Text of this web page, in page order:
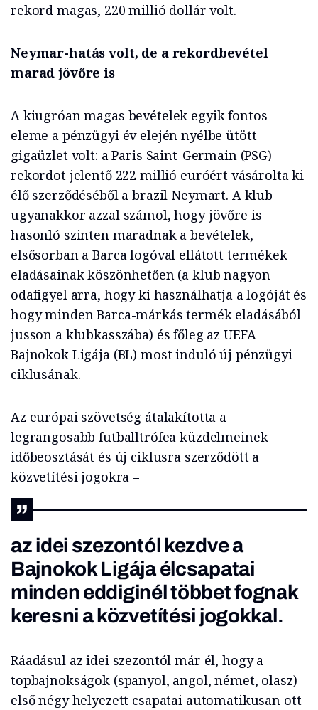
rekord magas, 220 millió dollár volt.
Neymar-hatás volt, de a rekordbevétel
marad jövőre is
A kiugróan magas bevételek egyik fontos
eleme a pénzügyi év elején nyélbe ütött
gigaüzlet volt: a Paris Saint-Germain (PSG)
rekordot jelentő 222 millió euróért vásárolta ki
élő szerződéséből a brazil Neymart. A klub
ugyanakkor azzal számol, hogy jövőre is
hasonló szinten maradnak a bevételek,
elsősorban a Barca logóval ellátott termékek
eladásainak köszönhetően (a klub nagyon
odafigyel arra, hogy ki használhatja a logóját és
hogy minden Barca-márkás termék eladásából
jusson a klubkasszába) és főleg az UEFA
Bajnokok Ligája (BL) most induló új pénzügyi
ciklusának.
Az európai szövetség átalakította a
legrangosabb futballtrófea küzdelmeinek
időbeosztását és új ciklusra szerződött a
közvetítési jogokra –
az idei szezontól kezdve a
Bajnokok Ligája élcsapatai
minden eddiginél többet fognak
keresni a közvetítési jogokkal.
Ráadásul az idei szezontól már él, hogy a
topbajnokságok (spanyol, angol, német, olasz)
első négy helyezett csapatai automatikusan ott